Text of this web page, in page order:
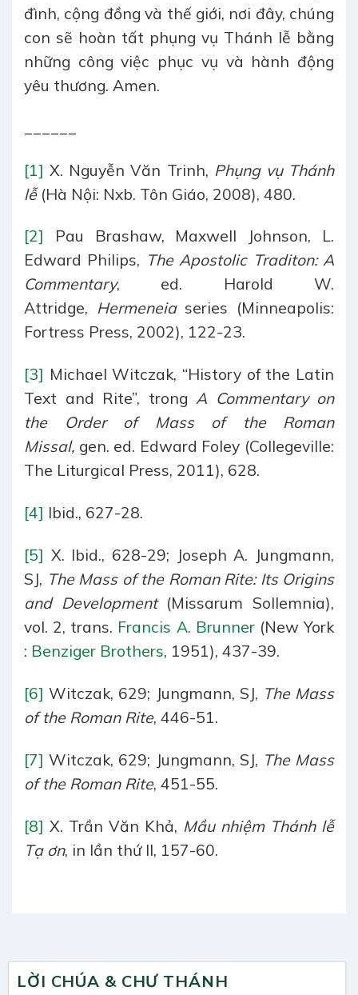
đình, cộng đồng và thế giới, nơi đây, chúng
con sẽ hoàn tất phụng vụ Thánh lễ bằng
những công việc phục vụ và hành động
yêu thương. Amen.
[1] X. Nguyễn Văn Trinh, Phụng vụ Thánh
lễ(Hà Nội: Nxb. Tôn Giáo, 2008), 480.
[2] Pau Brashaw, Maxwell Johnson, L.
Edward Philips, The Apostolic Traditon: A
Commentary, ed. Harold W.
Attridge, Hermeneiaseries (Minneapolis:
Fortress Press, 2002), 122-23.
[3] Michael Witczak, “History of the Latin
Text and Rite”, trong A Commentary on
the Order of Mass of the Roman
Missal, gen. ed. Edward Foley (Collegeville:
The Liturgical Press, 2011), 628.
[4] Ibid., 627-28.
[5] X. Ibid., 628-29; Joseph A. Jungmann,
SJ, The Mass of the Roman Rite: Its Origins
and Development (Missarum Sollemnia),
vol. 2, trans. Francis A. Brunner(New York
: Benziger Brothers, 1951), 437-39.
[6] Witczak, 629; Jungmann, SJ, The Mass
of the Roman Rite, 446-51.
[7] Witczak, 629; Jungmann, SJ, The Mass
of the Roman Rite, 451-55.
[8] X. Trần Văn Khả, Mầu nhiệm Thánh lễ
Tạ ơn, in lần thứ II, 157-60.
LỜI CHÚA & CHƯ THÁNH